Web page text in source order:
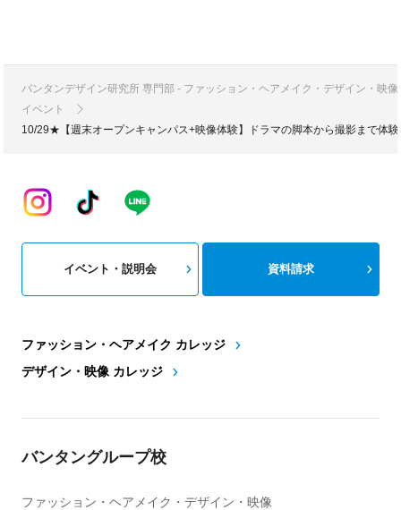
バンタンデザイン研究所 専門部 - ファッション・ヘアメイク・デザイン・映
イベント
10/29★【週末オープンキャンパス+映像体験】ドラマの脚本から撮影まで体
ファッション・ヘアメイク カレッジ
デザイン・映像 カレッジ
イベント・説明会 資料請求
バンタングループ校
ファッション・ヘアメイク・デザイン・映像